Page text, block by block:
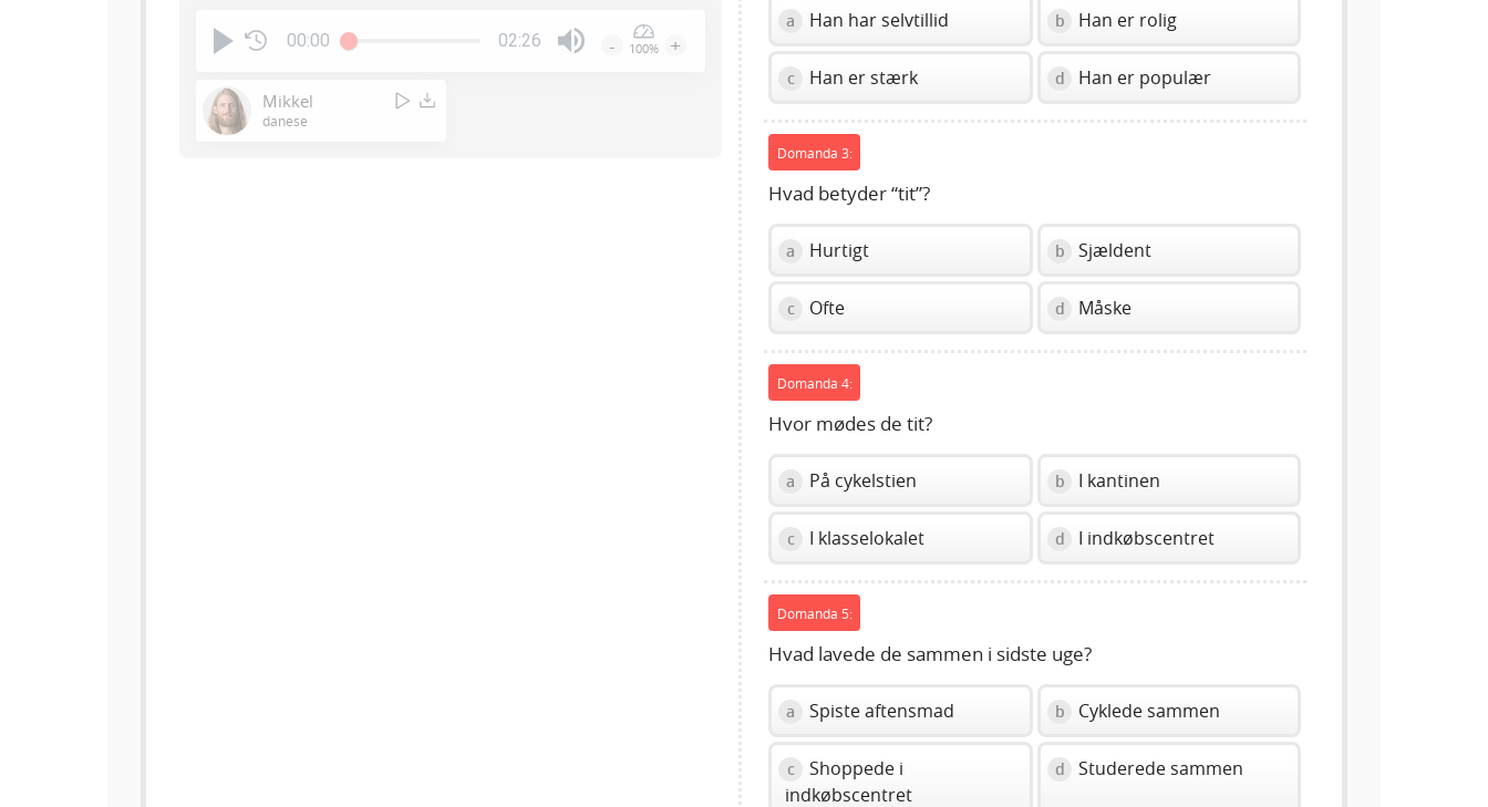
00:00 02:26 - 100% +
Mikkel
danese
a Han har selvtillid b Han er rolig
c Han er stærk d Han er populær
Domanda 3:
Hvad betyder “tit”?
a Hurtigt b Sjældent
c Ofte d Måske
Domanda 4:
Hvor mødes de tit?
a På cykelstien b I kantinen
c I klasselokalet d I indkøbscentret
Domanda 5:
Hvad lavede de sammen i sidste uge?
a Spiste aftensmad b Cyklede sammen
c
Shoppede i
indkøbscentret
d Studerede sammen